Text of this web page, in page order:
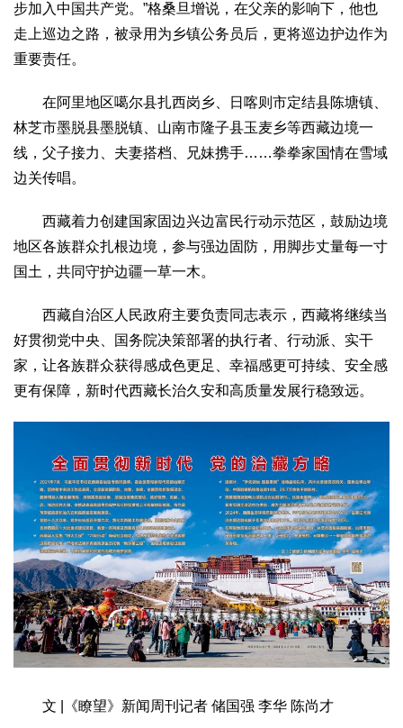
步加入中国共产党。”格桑旦增说，在父亲的影响下，他也
走上巡边之路，被录用为乡镇公务员后，更将巡边护边作为
重要责任。
在阿里地区噶尔县扎西岗乡、日喀则市定结县陈塘镇、
林芝市墨脱县墨脱镇、山南市隆子县玉麦乡等西藏边境一
线，父子接力、夫妻搭档、兄妹携手……拳拳家国情在雪域
边关传唱。
西藏着力创建国家固边兴边富民行动示范区，鼓励边境
地区各族群众扎根边境，参与强边固防，用脚步丈量每一寸
国土，共同守护边疆一草一木。
西藏自治区人民政府主要负责同志表示，西藏将继续当
好贯彻党中央、国务院决策部署的执行者、行动派、实干
家，让各族群众获得感成色更足、幸福感更可持续、安全感
更有保障，新时代西藏长治久安和高质量发展行稳致远。
文 |《瞭望》新闻周刊记者 储国强 李华 陈尚才